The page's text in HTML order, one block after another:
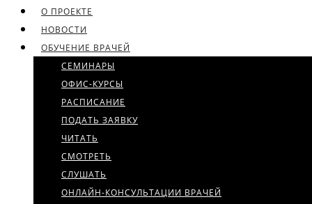
О ПРОЕКТЕ
НОВОСТИ
ОБУЧЕНИЕ ВРАЧЕЙ
СЕМИНАРЫ
ОФИС-КУРСЫ
РАСПИСАНИЕ
ПОДАТЬ ЗАЯВКУ
ЧИТАТЬ
СМОТРЕТЬ
СЛУШАТЬ
ОНЛАЙН-КОНСУЛЬТАЦИИ ВРАЧЕЙ